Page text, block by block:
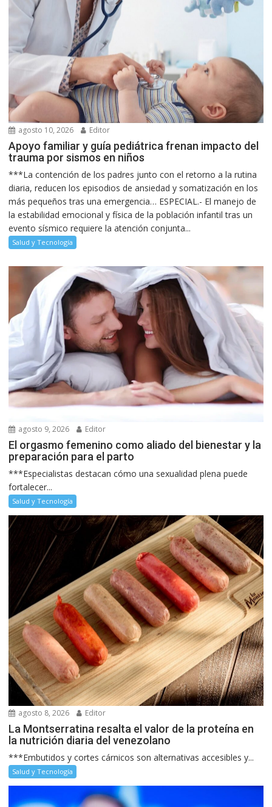
agosto 10, 2026 Editor
Apoyo familiar y guía pediátrica frenan impacto del
trauma por sismos en niños
***La contención de los padres junto con el retorno a la rutina
diaria, reducen los episodios de ansiedad y somatización en los
más pequeños tras una emergencia… ESPECIAL.- El manejo de
la estabilidad emocional y física de la población infantil tras un
evento sísmico requiere la atención conjunta...
Salud y Tecnología
agosto 9, 2026 Editor
El orgasmo femenino como aliado del bienestar y la
preparación para el parto
***Especialistas destacan cómo una sexualidad plena puede
fortalecer...
Salud y Tecnología
agosto 8, 2026 Editor
La Montserratina resalta el valor de la proteína en
la nutrición diaria del venezolano
***Embutidos y cortes cárnicos son alternativas accesibles y...
Salud y Tecnología